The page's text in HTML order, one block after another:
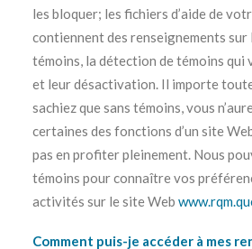
les bloquer; les fichiers d’aide de
contiennent des renseignements sur
témoins, la détection de témoins qui
et leur désactivation. Il importe
sachiez que sans témoins, vous
certaines des fonctions d’un site
pas en profiter pleinement. Nous
témoins pour connaître vos
activités sur le site Web
Comment puis-je accéder à mes